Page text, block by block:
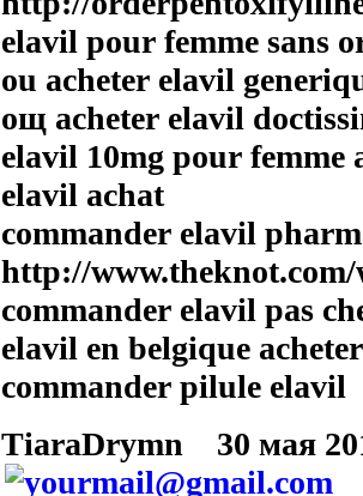
elavil pour femme sans
ou acheter elavil
oщ acheter elavil
elavil 10mg pour femme
elavil achat
commander elavil
http://
commander elavil pas
elavil en belgique acheter
commander pilule elavil
TiaraDrymn
30 мая